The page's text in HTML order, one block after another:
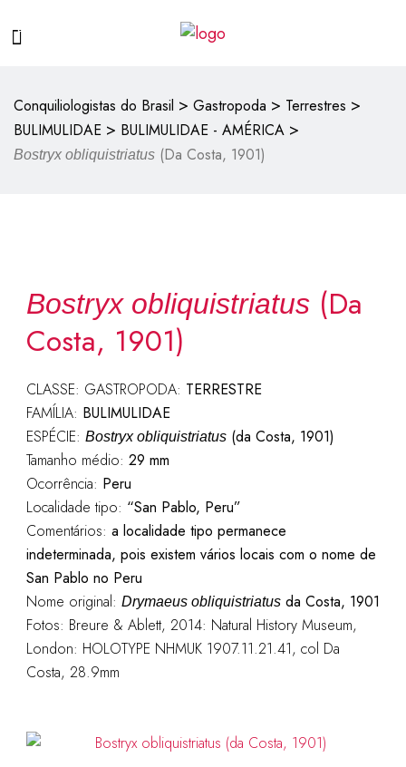
Conquiliologistas do Brasil > Gastropoda > Terrestres >
BULIMULIDAE > BULIMULIDAE - AMÉRICA >
Bostryx obliquistriatus (Da Costa, 1901)
Bostryx obliquistriatus(Da
Costa, 1901)
CLASSE: GASTROPODA: TERRESTRE
FAMÍLIA: BULIMULIDAE
ESPÉCIE: Bostryx obliquistriatus(da Costa, 1901)
Tamanho médio: 29 mm
Ocorrência: Peru
Localidade tipo: “San Pablo, Peru”
Comentários: a localidade tipo permanece
indeterminada, pois existem vários locais com o nome de
San Pablo no Peru
Nome original: Drymaeus obliquistriatusda Costa, 1901
Fotos: Breure & Ablett, 2014: Natural History Museum,
London: HOLOTYPE NHMUK 1907.11.21.41, col Da
Costa, 28.9mm